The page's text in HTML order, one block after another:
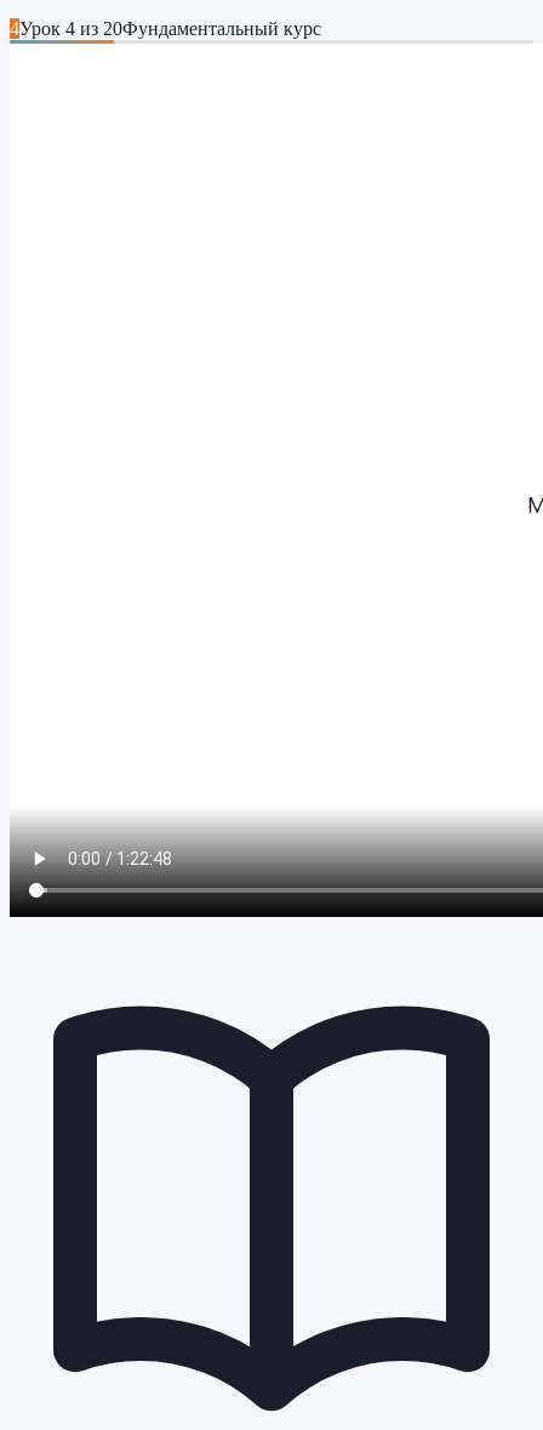
4Урок 4 из 20Фундаментальный курс